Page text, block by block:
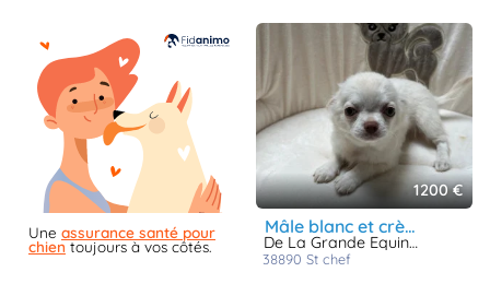
Une assurance santé pour
chientoujours à vos côtés.
1200 €
mâle blanc et crème poil long
De La Grande Equinoxe
38890 st chef